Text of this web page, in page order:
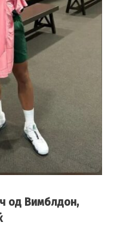
од Вимблдон,